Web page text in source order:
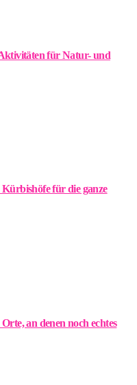
für Natur- und
für die ganze
an denen noch echtes